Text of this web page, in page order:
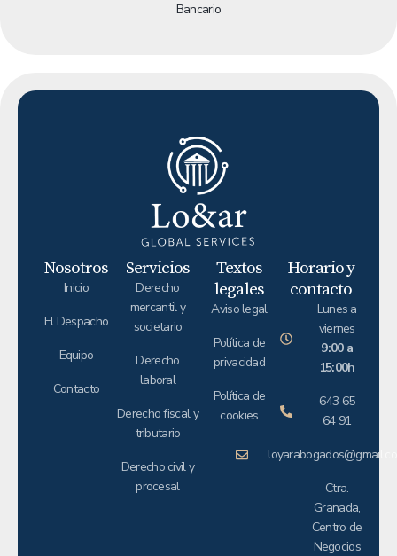
Bancario
Nosotros
Inicio
El Despacho
Equipo
Contacto
Servicios
Derecho
mercantil y
societario
Derecho
laboral
Derecho fiscal y
tributario
Derecho civil y
procesal
Textos
legales
Aviso legal
Política de
privacidad
Política de
cookies
Horario y
contacto
Lunes a
viernes
9:00 a
15:00h
643 65
64 91
Ctra.
Granada,
Centro de
Negocios